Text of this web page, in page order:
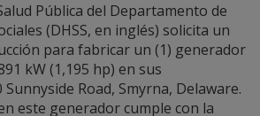
Pública del Departamento de
(DHSS, en inglés) solicita un
para fabricar un (1) generador
kW (1,195 hp) en sus
Road, Smyrna, Delaware.
este generador cumple con la